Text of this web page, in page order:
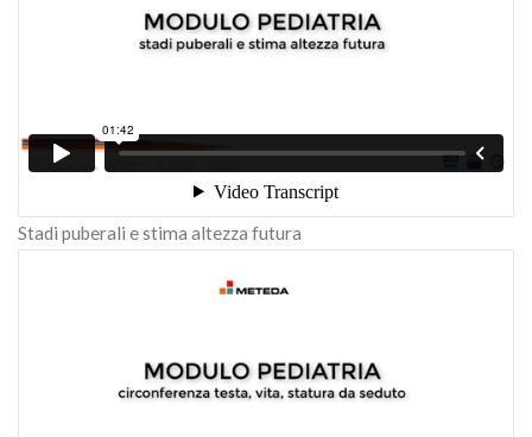
Stadi puberali e stima altezza futura